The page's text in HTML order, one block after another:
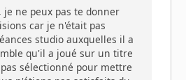
je ne peux pas te donner
car je n'était pas
studio auxquelles il a
qu'il a joué sur un titre
sélectionné pour mettre